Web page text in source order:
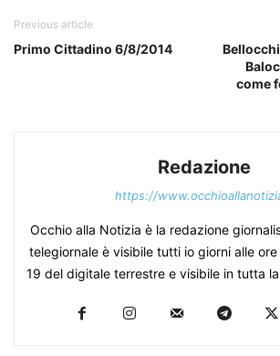
Previous article
Primo Cittadino 6/8/2014
come
Redazione
https://
Occhio alla Notizia è la redazione
telegiornale è visibile tutti io giorni alle
19 del digitale terrestre e visibile in tutta